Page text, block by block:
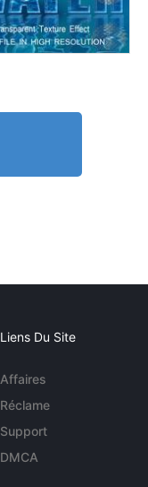
Liens Du Site
Affaires
Réclame
Support
DMCA